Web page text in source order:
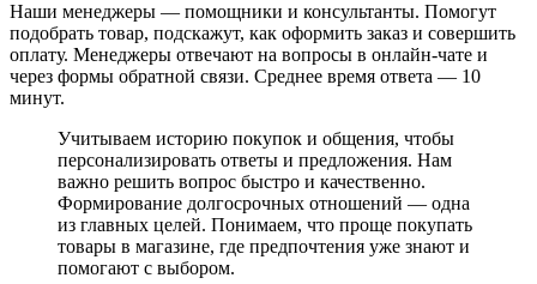
Наши менеджеры — помощники и консультанты. Помогут
подобрать товар, подскажут, как оформить заказ и совершить
оплату. Менеджеры отвечают на вопросы в онлайн-чате и
через формы обратной связи. Среднее время ответа — 10
минут.
Учитываем историю покупок и общения, чтобы
персонализировать ответы и предложения. Нам
важно решить вопрос быстро и качественно.
Формирование долгосрочных отношений — одна
из главных целей. Понимаем, что проще покупать
товары в магазине, где предпочтения уже знают и
помогают с выбором.